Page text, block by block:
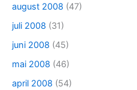
august 2008 (47)
juli 2008 (31)
juni 2008 (45)
mai 2008 (46)
april 2008 (54)